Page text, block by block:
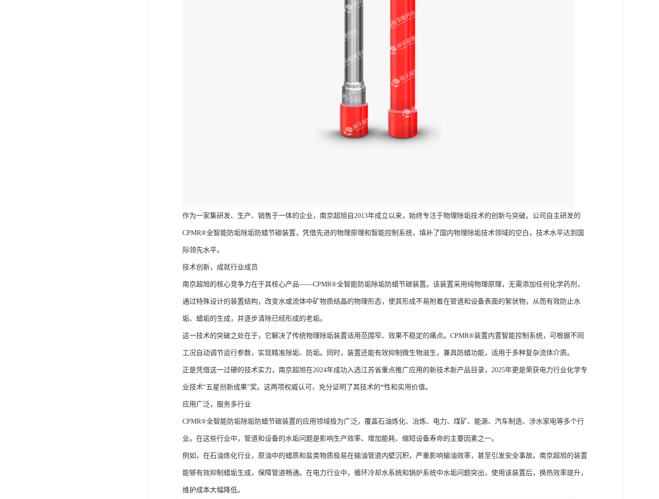
作为一家集研发、生产、销售于一体的企业，南京超旭自2013年成立以来，始终专注于物理除垢技术的创新与突破。公司自主研发的
CPMR®全智能防垢除垢防蜡节碳装置，凭借先进的物理原理和智能控制系统，填补了国内物理除垢技术领域的空白，技术水平达到国
际领先水平。
技术创新，成就行业成员
南京超旭的核心竞争力在于其核心产品——CPMR®全智能防垢除垢防蜡节碳装置。该装置采用纯物理原理，无需添加任何化学药剂，
通过特殊设计的装置结构，改变水或流体中矿物质结晶的物理形态，使其形成不易附着在管道和设备表面的絮状物，从而有效防止水
垢、蜡垢的生成，并逐步清除已经形成的老垢。
这一技术的突破之处在于，它解决了传统物理除垢装置适用范围窄、效果不稳定的痛点。CPMR®装置内置智能控制系统，可根据不同
工况自动调节运行参数，实现精准除垢、防垢。同时，装置还能有效抑制微生物滋生，兼具防蜡功能，适用于多种复杂流体介质。
正是凭借这一过硬的技术实力，南京超旭在2024年成功入选江苏省重点推广应用的新技术新产品目录，2025年更是荣获电力行业化学专
业技术“五星创新成果”奖。这两项权威认可，充分证明了其技术的*性和实用价值。
应用广泛，服务多行业
CPMR®全智能防垢除垢防蜡节碳装置的应用领域极为广泛，覆盖石油炼化、冶炼、电力、煤矿、能源、汽车制造、涉水家电等多个行
业。在这些行业中，管道和设备的水垢问题是影响生产效率、增加能耗、缩短设备寿命的主要因素之一。
例如，在石油炼化行业，原油中的蜡质和盐类物质极易在输油管道内壁沉积，严重影响输油效率，甚至引发安全事故。南京超旭的装置
能够有效抑制蜡垢生成，保障管道畅通。在电力行业中，循环冷却水系统和锅炉系统中水垢问题突出，使用该装置后，换热效率提升，
维护成本大幅降低。